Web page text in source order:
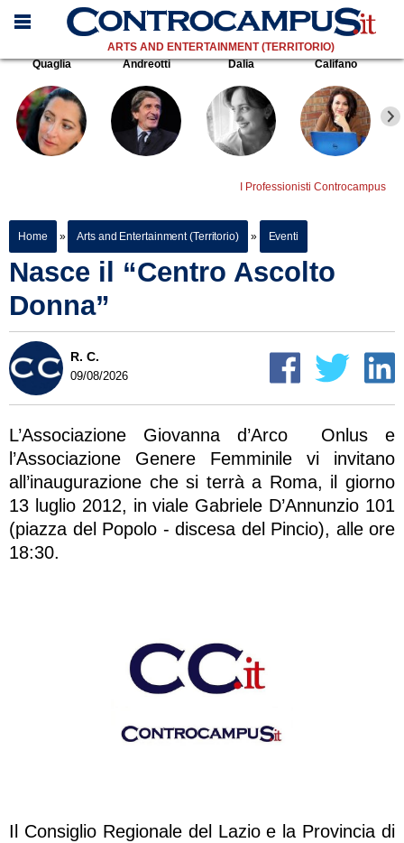
ARTS AND ENTERTAINMENT (TERRITORIO)
Quaglia
Andreotti Dalia Califano
I Professionisti Controcampus
Home » Arts and Entertainment (Territorio) » Eventi
Nasce il “Centro Ascolto
Donna”
R. C.
09/08/2026
L’Associazione Giovanna d’Arco Onlus e
l’Associazione Genere Femminile vi invitano
all’inaugurazione che si terrà a Roma, il giorno
13 luglio 2012, in viale Gabriele D’Annunzio 101
(piazza del Popolo - discesa del Pincio), alle ore
18:30.
Il Consiglio Regionale del Lazio e la Provincia di